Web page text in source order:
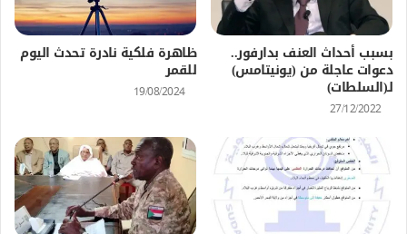
بسبب أحداث العنف بدارفور..
دعوات عاجلة من (يونيتامس)
لـ(السلطات)
27/12/2022
ظاهرة فلكية نادرة تحدث اليوم
للقمر
19/08/2024